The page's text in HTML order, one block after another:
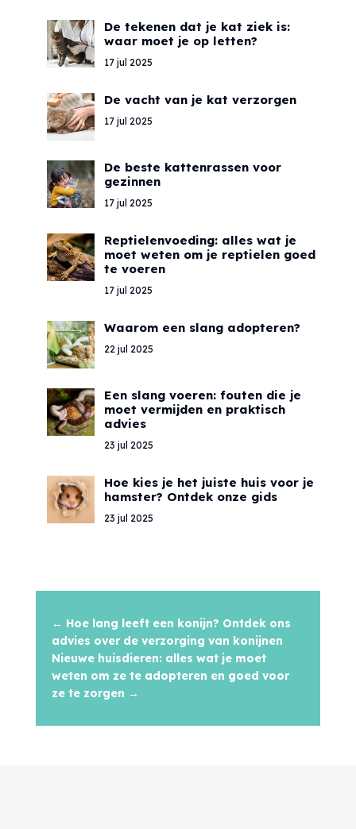
De tekenen dat je kat ziek is:
waar moet je op letten?
17 jul 2025
De vacht van je kat verzorgen
17 jul 2025
De beste kattenrassen voor
gezinnen
17 jul 2025
Reptielenvoeding: alles wat je
moet weten om je reptielen goed
te voeren
17 jul 2025
Waarom een slang adopteren?
22 jul 2025
Een slang voeren: fouten die je
moet vermijden en praktisch
advies
23 jul 2025
Hoe kies je het juiste huis voor je
hamster? Ontdek onze gids
23 jul 2025
← Hoe lang leeft een konijn? Ontdek ons
advies over de verzorging van konijnen
Nieuwe huisdieren: alles wat je moet
weten om ze te adopteren en goed voor
ze te zorgen →